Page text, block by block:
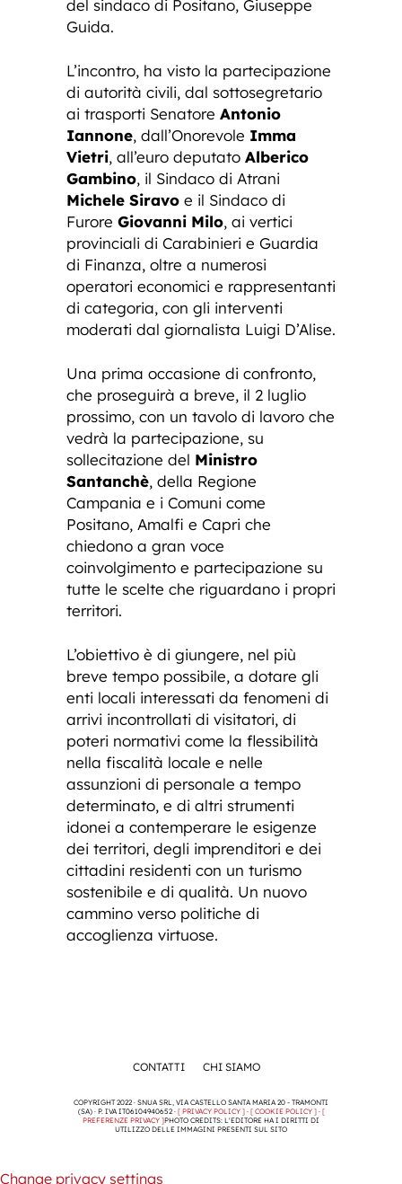
del sindaco di Positano, Giuseppe
Guida.
L’incontro, ha visto la partecipazione
di autorità civili, dal sottosegretario
ai trasporti Senatore Antonio
Iannone, dall’Onorevole Imma
Vietri, all’euro deputato Alberico
Gambino, il Sindaco di Atrani
Michele Siravo e il Sindaco di
Furore Giovanni Milo, ai vertici
provinciali di Carabinieri e Guardia
di Finanza, oltre a numerosi
operatori economici e rappresentanti
di categoria, con gli interventi
moderati dal giornalista Luigi D’Alise.
Una prima occasione di confronto,
che proseguirà a breve, il 2 luglio
prossimo, con un tavolo di lavoro che
vedrà la partecipazione, su
sollecitazione del Ministro
Santanchè, della Regione
Campania e i Comuni come
Positano, Amalfi e Capri che
chiedono a gran voce
coinvolgimento e partecipazione su
tutte le scelte che riguardano i propri
territori.
L’obiettivo è di giungere, nel più
breve tempo possibile, a dotare gli
enti locali interessati da fenomeni di
arrivi incontrollati di visitatori, di
poteri normativi come la flessibilità
nella fiscalità locale e nelle
assunzioni di personale a tempo
determinato, e di altri strumenti
idonei a contemperare le esigenze
dei territori, degli imprenditori e dei
cittadini residenti con un turismo
sostenibile e di qualità. Un nuovo
cammino verso politiche di
accoglienza virtuose.
CONTATTI CHI SIAMO
COPYRIGHT 2022 · SNUA SRL, VIA CASTELLO SANTA MARIA 20 - TRAMONTI
(SA) · P. IVA IT06104940652 · [ PRIVACY POLICY ]· [ COOKIE POLICY ]· [
PREFERENZE PRIVACY ]PHOTO CREDITS: L'EDITORE HA I DIRITTI DI
UTILIZZO DELLE IMMAGINI PRESENTI SUL SITO
Change privacy settings